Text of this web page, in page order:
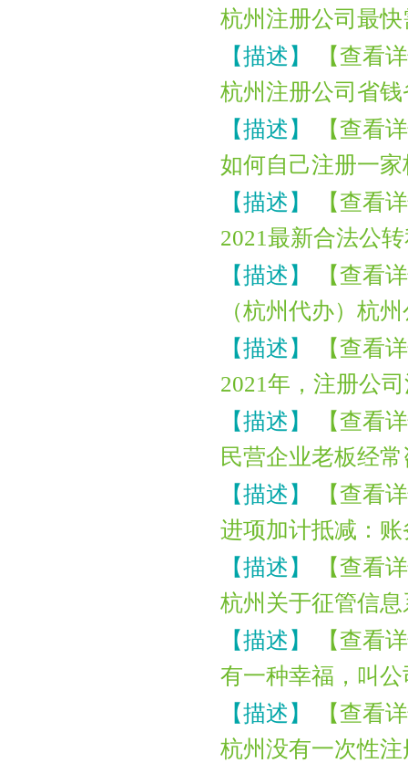
杭州注册公司最
【描述】
【查看
杭州注册公司省
【描述】
【查看
如何自己注册一
【描述】
【查看
2021最新合法公
【描述】
【查看
（杭州代办）杭
【描述】
【查看
2021年，注册公
【描述】
【查看
民营企业老板经
【描述】
【查看
进项加计抵减：
【描述】
【查看
杭州关于征管信
【描述】
【查看
有一种幸福，叫
【描述】
【查看
杭州没有一次性